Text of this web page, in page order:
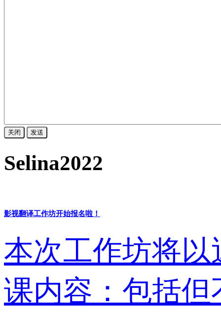
关闭 发送
Selina2022
影视翻译工作坊开始报名啦！
本次工作坊将
课内容：包括